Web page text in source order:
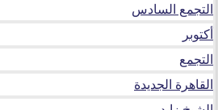
التجمع السادس
أكتوبر
التجمع
القاهرة الجديدة